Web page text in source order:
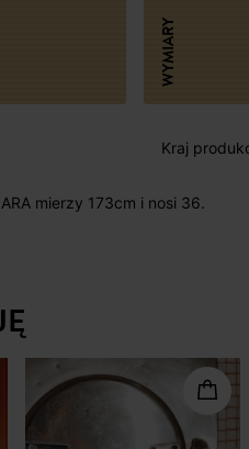
WYMIARY
Kraj
mierzy 173cm i nosi 36.